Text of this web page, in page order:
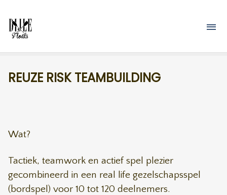
REUZE RISK TEAMBUILDING
Wat?
Tactiek, teamwork en actief spel plezier
gecombineerd in een real life gezelschapsspel
(bordspel) voor 10 tot 120 deelnemers.